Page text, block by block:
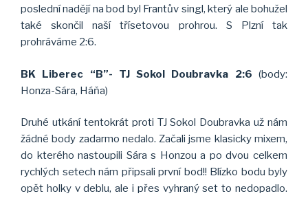
poslední nadějí na bod byl Frantův singl, který ale bohužel
také skončil naší třísetovou prohrou. S Plzní tak
prohráváme 2:6.
BK Liberec “B”- TJ Sokol Doubravka 2:6 (body:
Honza-Sára, Háňa)
Druhé utkání tentokrát proti TJ Sokol Doubravka už nám
žádné body zadarmo nedalo. Začali jsme klasicky mixem,
do kterého nastoupili Sára s Honzou a po dvou celkem
rychlých setech nám připsali první bod!! Blízko bodu byly
opět holky v deblu, ale i přes vyhraný set to nedopadlo.